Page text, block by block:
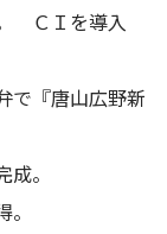
ＣＩを導入
『唐山広野新
。